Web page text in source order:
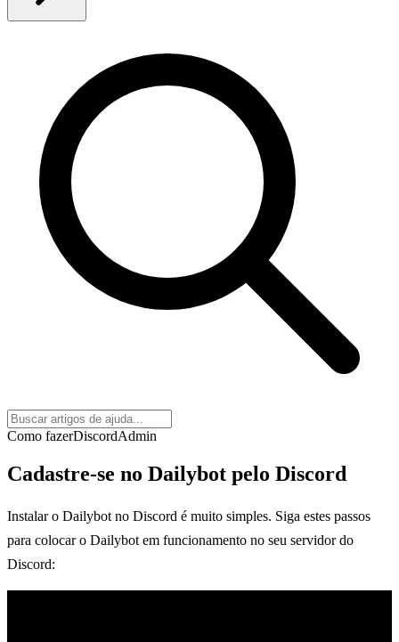
Como fazerDiscordAdmin
Cadastre-se no Dailybot pelo Discord
Instalar o Dailybot no Discord é muito simples. Siga estes passos
para colocar o Dailybot em funcionamento no seu servidor do
Discord: